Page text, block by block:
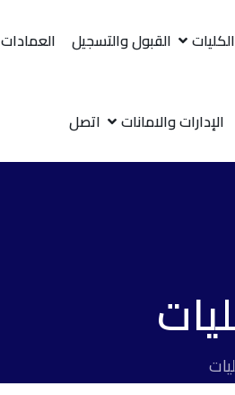
الكليات القبول والتسجيل العمادات
الإدارات والامانات اتصل